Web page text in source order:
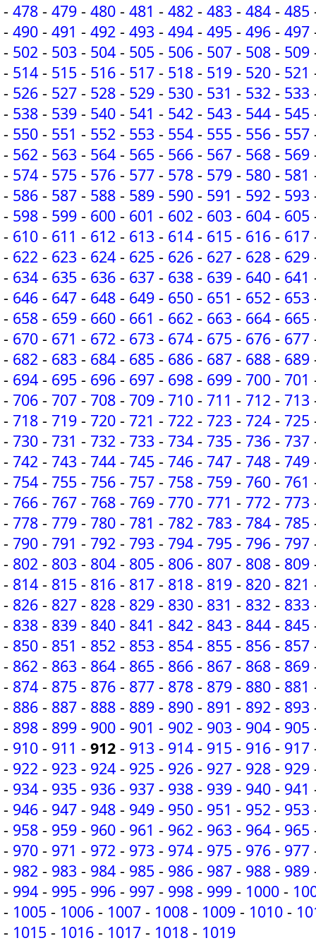
- 478 - 479 - 480 - 481 - 482 - 483 - 484 - 485
- 490 - 491 - 492 - 493 - 494 - 495 - 496 - 497
- 502 - 503 - 504 - 505 - 506 - 507 - 508 - 509
- 514 - 515 - 516 - 517 - 518 - 519 - 520 - 521
- 526 - 527 - 528 - 529 - 530 - 531 - 532 - 533
- 538 - 539 - 540 - 541 - 542 - 543 - 544 - 545
- 550 - 551 - 552 - 553 - 554 - 555 - 556 - 557
- 562 - 563 - 564 - 565 - 566 - 567 - 568 - 569
- 574 - 575 - 576 - 577 - 578 - 579 - 580 - 581
- 586 - 587 - 588 - 589 - 590 - 591 - 592 - 593
- 598 - 599 - 600 - 601 - 602 - 603 - 604 - 605
- 610 - 611 - 612 - 613 - 614 - 615 - 616 - 617
- 622 - 623 - 624 - 625 - 626 - 627 - 628 - 629
- 634 - 635 - 636 - 637 - 638 - 639 - 640 - 641
- 646 - 647 - 648 - 649 - 650 - 651 - 652 - 653
- 658 - 659 - 660 - 661 - 662 - 663 - 664 - 665
- 670 - 671 - 672 - 673 - 674 - 675 - 676 - 677
- 682 - 683 - 684 - 685 - 686 - 687 - 688 - 689
- 694 - 695 - 696 - 697 - 698 - 699 - 700 - 701
- 706 - 707 - 708 - 709 - 710 - 711 - 712 - 713
- 718 - 719 - 720 - 721 - 722 - 723 - 724 - 725
- 730 - 731 - 732 - 733 - 734 - 735 - 736 - 737
- 742 - 743 - 744 - 745 - 746 - 747 - 748 - 749
- 754 - 755 - 756 - 757 - 758 - 759 - 760 - 761
- 766 - 767 - 768 - 769 - 770 - 771 - 772 - 773
- 778 - 779 - 780 - 781 - 782 - 783 - 784 - 785
- 790 - 791 - 792 - 793 - 794 - 795 - 796 - 797
- 802 - 803 - 804 - 805 - 806 - 807 - 808 - 809
- 814 - 815 - 816 - 817 - 818 - 819 - 820 - 821
- 826 - 827 - 828 - 829 - 830 - 831 - 832 - 833
- 838 - 839 - 840 - 841 - 842 - 843 - 844 - 845
- 850 - 851 - 852 - 853 - 854 - 855 - 856 - 857
- 862 - 863 - 864 - 865 - 866 - 867 - 868 - 869
- 874 - 875 - 876 - 877 - 878 - 879 - 880 - 881
- 886 - 887 - 888 - 889 - 890 - 891 - 892 - 893
- 898 - 899 - 900 - 901 - 902 - 903 - 904 - 905
- 910 - 911 - 912 - 913 - 914 - 915 - 916 - 917
- 922 - 923 - 924 - 925 - 926 - 927 - 928 - 929
- 934 - 935 - 936 - 937 - 938 - 939 - 940 - 941
- 946 - 947 - 948 - 949 - 950 - 951 - 952 - 953
- 958 - 959 - 960 - 961 - 962 - 963 - 964 - 965
- 970 - 971 - 972 - 973 - 974 - 975 - 976 - 977
- 982 - 983 - 984 - 985 - 986 - 987 - 988 - 989
- 994 - 995 - 996 - 997 - 998 - 999 - 1000 -
- 1005 - 1006 - 1007 - 1008 - 1009 - 1010 -
- 1015 - 1016 - 1017 - 1018 - 1019